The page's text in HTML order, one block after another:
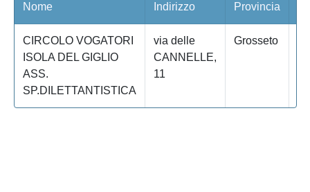
Nome Indirizzo Provincia
CIRCOLO VOGATORI
ISOLA DEL GIGLIO
ASS.
SP.DILETTANTISTICA
via delle
CANNELLE,
11
Grosseto